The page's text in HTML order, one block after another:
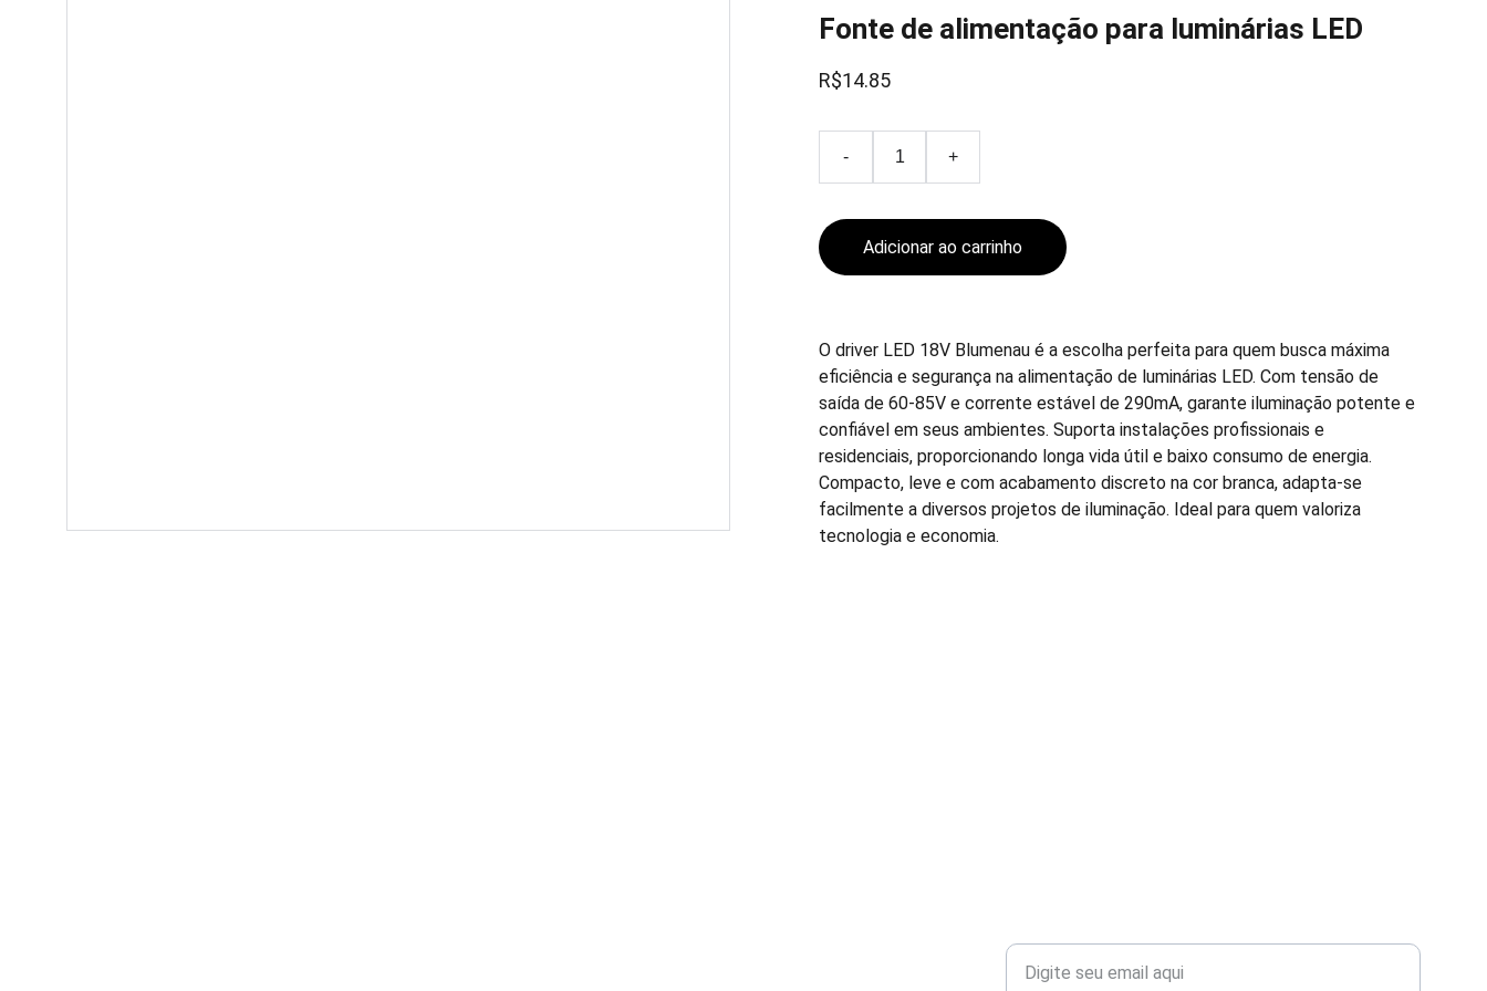
Fonte de alimentação para luminárias LED
R$14.85
- +
Adicionar ao carrinho
O driver LED 18V Blumenau é a escolha perfeita para quem busca máxima
eficiência e segurança na alimentação de luminárias LED. Com tensão de
saída de 60-85V e corrente estável de 290mA, garante iluminação potente e
confiável em seus ambientes. Suporta instalações profissionais e
residenciais, proporcionando longa vida útil e baixo consumo de energia.
Compacto, leve e com acabamento discreto na cor branca, adapta-se
facilmente a diversos projetos de iluminação. Ideal para quem valoriza
tecnologia e economia.